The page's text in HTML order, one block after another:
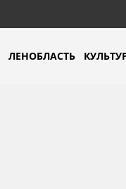
ЛЕНОБЛАСТЬ